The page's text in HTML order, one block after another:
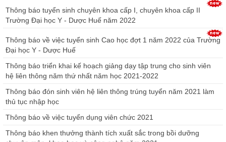
Thông báo tuyển sinh chuyên khoa cấp I, chuyên khoa cấp II
Trường Đại học Y - Dược Huế năm 2022
Thông báo về việc tuyển sinh Cao học đợt 1 năm 2022 của Trường
Đại học Y - Dược Huế
Thông báo triển khai kế hoạch giảng dạy tập trung cho sinh viên
hệ liên thông năm thứ nhất năm học 2021-2022
Thông báo đón sinh viên hệ liên thông trúng tuyển năm 2021 làm
thủ tục nhập học
Thông báo về việc tuyển dụng viên chức 2021
Thông báo khen thưởng thành tích xuất sắc trong bồi dưỡng